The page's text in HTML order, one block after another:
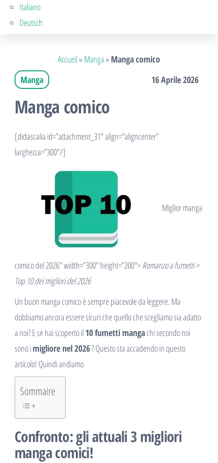
Italiano
Deutsch
Accueil» Manga » Manga comico
Manga
16 Aprile 2026
Manga comico
[didascalia id=”attachment_31″ align=”aligncenter”
larghezza=”300″/]
Miglior manga
comico del 2026″ width=”300″ height=”200″>Romanzo a fumetti >
Top 10 dei migliori del 2026
Un buon manga comico è sempre piacevole da leggere. Ma
dobbiamo ancora essere sicuri che quello che scegliamo sia adatto
a noi? E se hai scoperto il 10 fumetti mangachi secondo noi
sono imigliore nel 2026? Questo sta accadendo in questo
articolo! Quindi andiamo
Sommaire
Confronto: gli attuali 3 migliori
manga comici!